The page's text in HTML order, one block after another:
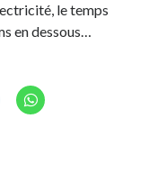
le temps
en dessous…